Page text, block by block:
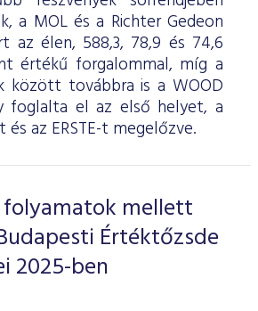
a MOL és a Richter Gedeon
az élen, 588,3, 78,9 és 74,6
értékű forgalommal, míg a
között továbbra is a WOOD
foglalta el az első helyet, a
az ERSTE-t megelőzve.
mellett
Értéktőzsde
2025-ben